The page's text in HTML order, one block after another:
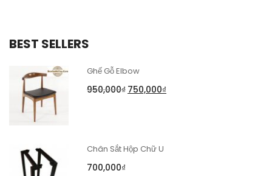
BEST SELLERS
Ghế Gỗ Elbow
950,000₫ 750,000₫
Chân Sắt Hộp Chữ U
700,000₫